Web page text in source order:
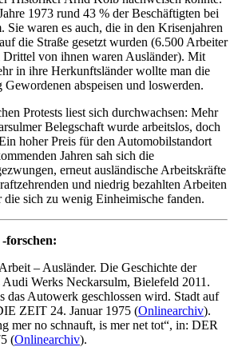
1973 rund 43 % der Beschäftigten bei
waren es auch, die in den Krisenjahren
die Straße gesetzt wurden (6.500 Arbeiter
Drittel von ihnen waren Ausländer). Mit
in ihre Herkunftsländer wollte man die
abspeisen und loswerden.
Protests liest sich durchwachsen: Mehr
Belegschaft wurde arbeitslos, doch
hoher Preis für den Automobilstandort
Jahren sah sich die
erneut ausländische Arbeitskräfte
und niedrig bezahlten Arbeiten
die sich zu wenig Einheimische fanden.
forschen:
– Ausländer. Die Geschichte der
Werks Neckarsulm, Bielefeld 2011.
das Autowerk geschlossen wird. Stadt auf
ZEIT 24. Januar 1975 (Onlinearchiv).
mer no schnauft, is mer net tot“, in: DER
(Onlinearchiv).